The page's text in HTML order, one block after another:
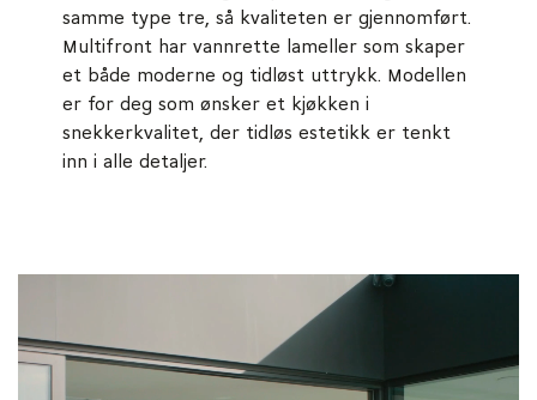
samme type tre, så kvaliteten er gjennomført.
Multifront har vannrette lameller som skaper
et både moderne og tidløst uttrykk. Modellen
er for deg som ønsker et kjøkken i
snekkerkvalitet, der tidløs estetikk er tenkt
inn i alle detaljer.